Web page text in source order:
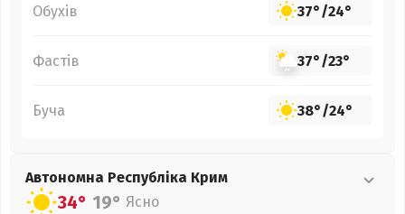
Обухів 37°/24°
Фастів 37°/23°
Буча 38°/24°
Автономна Республіка Крим
34° 19° Ясно